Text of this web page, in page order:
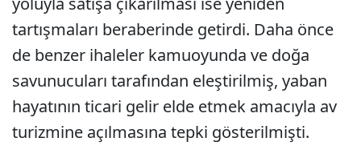
tartışmaları beraberinde getirdi. Daha önce
de benzer ihaleler kamuoyunda ve doğa
savunucuları tarafından eleştirilmiş, yaban
hayatının ticari gelir elde etmek amacıyla av
turizmine açılmasına tepki gösterilmişti.